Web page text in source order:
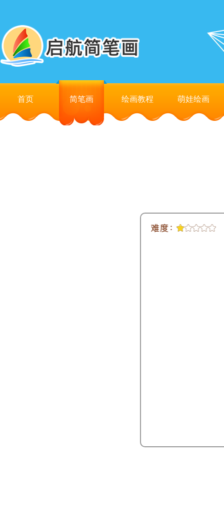
首页 简笔画 绘画教程 萌娃绘画